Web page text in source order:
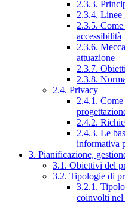
2.3.3.
2.3.4. Linee
2.3.5.
accessibilità
2.3.6.
attuazione
2.3.7.
2.3.8.
2.4. Privacy
2.4.1.
2.4.2.
2.4.3. Le
informativa
3. Pianificazione,
3.1. Obiettivi del
3.2. Tipologie di
3.2.1.
coinvolti nel